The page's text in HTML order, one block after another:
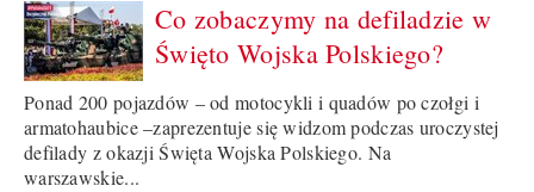
Co zobaczymy na defiladzie w
Święto Wojska Polskiego?
Ponad 200 pojazdów – od motocykli i quadów po czołgi i
armatohaubice –zaprezentuje się widzom podczas uroczystej
defilady z okazji Święta Wojska Polskiego. Na
warszawskie...